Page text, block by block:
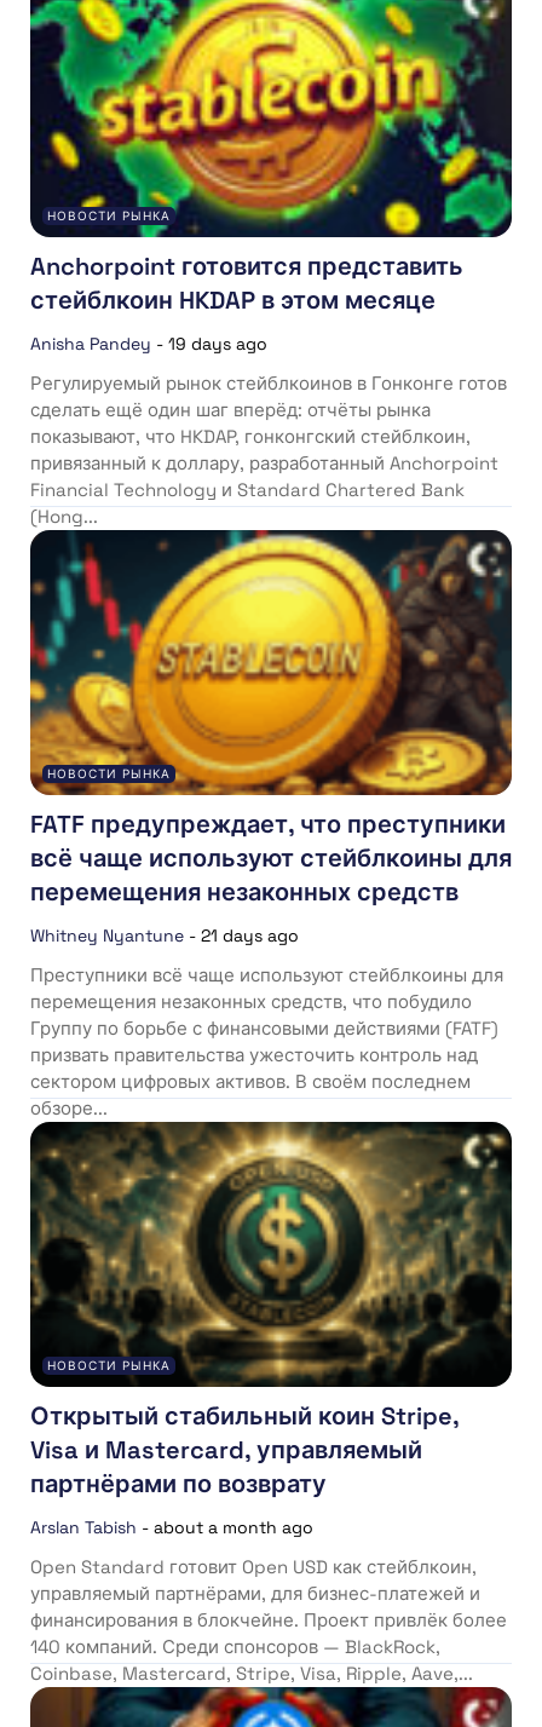
НОВОСТИ РЫНКА
Anchorpoint готовится представить
стейблкоин HKDAP в этом месяце
Anisha Pandey - 19 days ago
Регулируемый рынок стейблкоинов в Гонконге готов
сделать ещё один шаг вперёд: отчёты рынка
показывают, что HKDAP, гонконгский стейблкоин,
привязанный к доллару, разработанный Anchorpoint
Financial Technology и Standard Chartered Bank
(Hong...
НОВОСТИ РЫНКА
FATF предупреждает, что преступники
всё чаще используют стейблкоины для
перемещения незаконных средств
Whitney Nyantune - 21 days ago
Преступники всё чаще используют стейблкоины для
перемещения незаконных средств, что побудило
Группу по борьбе с финансовыми действиями (FATF)
призвать правительства ужесточить контроль над
сектором цифровых активов. В своём последнем
обзоре...
НОВОСТИ РЫНКА
Открытый стабильный коин Stripe,
Visa и Mastercard, управляемый
партнёрами по возврату
Arslan Tabish - about a month ago
Open Standard готовит Open USD как стейблкоин,
управляемый партнёрами, для бизнес-платежей и
финансирования в блокчейне. Проект привлёк более
140 компаний. Среди спонсоров — BlackRock,
Coinbase, Mastercard, Stripe, Visa, Ripple, Aave,...